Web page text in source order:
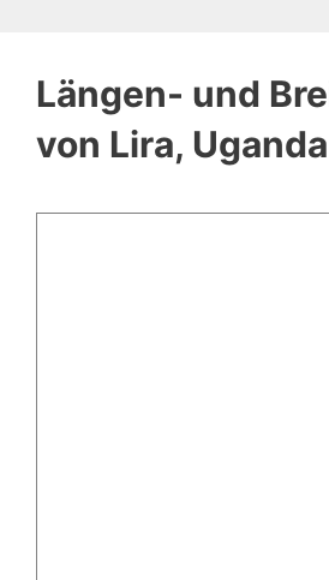
Längen- und
von Lira, Uganda